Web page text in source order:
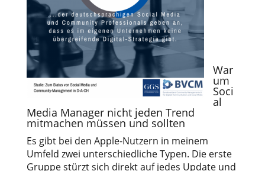
War
um
Soci
al
Media Manager nicht jeden Trend
mitmachen müssen und sollten
Es gibt bei den Apple-Nutzern in meinem
Umfeld zwei unterschiedliche Typen. Die erste
Gruppe stürzt sich direkt auf jedes Update und